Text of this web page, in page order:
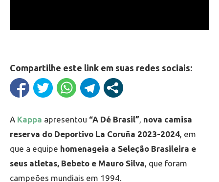
Compartilhe este link em suas redes sociais:
A Kappa apresentou “A Dé Brasil”, nova camisa
reserva do Deportivo La Coruña 2023-2024, em
que a equipe homenageia a Seleção Brasileira e
seus atletas, Bebeto e Mauro Silva, que foram
campeões mundiais em 1994.